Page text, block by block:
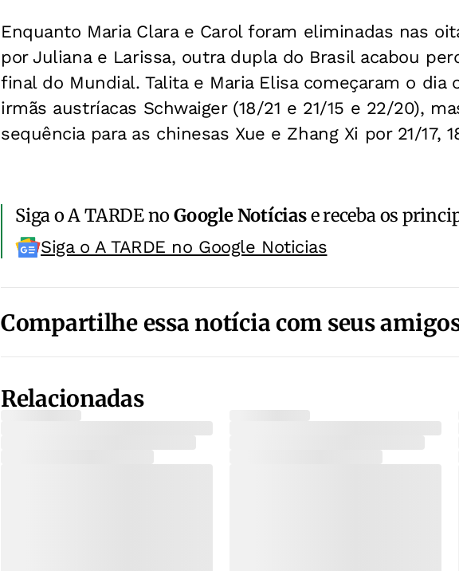
Enquanto Maria Clara e Carol foram eliminadas nas
por Juliana e Larissa, outra dupla do Brasil acabou
final do Mundial. Talita e Maria Elisa começaram o dia
irmãs austríacas Schwaiger (18/21 e 21/15 e 22/20),
sequência para as chinesas Xue e Zhang Xi por 21/17,
Siga o A TARDE noGoogle Notíciase receba os
Siga o A TARDE no Google Noticias
Compartilhe essa notícia com seus
Relacionadas